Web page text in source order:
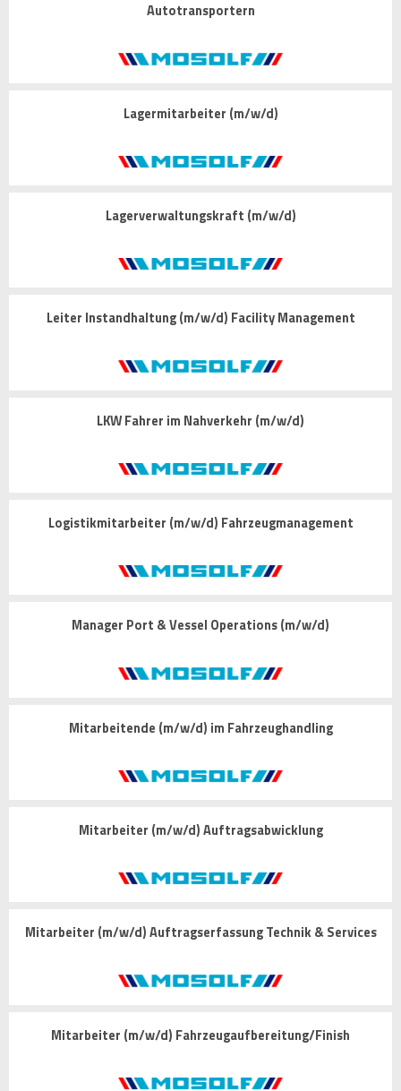
Autotransportern
Lagermitarbeiter (m/w/d)
Lagerverwaltungskraft (m/w/d)
Leiter Instandhaltung (m/w/d) Facility Management
LKW Fahrer im Nahverkehr (m/w/d)
Logistikmitarbeiter (m/w/d) Fahrzeugmanagement
Manager Port & Vessel Operations (m/w/d)
Mitarbeitende (m/w/d) im Fahrzeughandling
Mitarbeiter (m/w/d) Auftragsabwicklung
Mitarbeiter (m/w/d) Auftragserfassung Technik & Services
Mitarbeiter (m/w/d) Fahrzeugaufbereitung/Finish